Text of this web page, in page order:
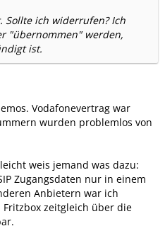
Sollte ich widerrufen? Ich
"übernommen" werden,
ist.
Vodafonevertrag war
wurden problemlos von
weis jemand was dazu:
Zugangsdaten nur in einem
Anbietern war ich
zeitgleich über die